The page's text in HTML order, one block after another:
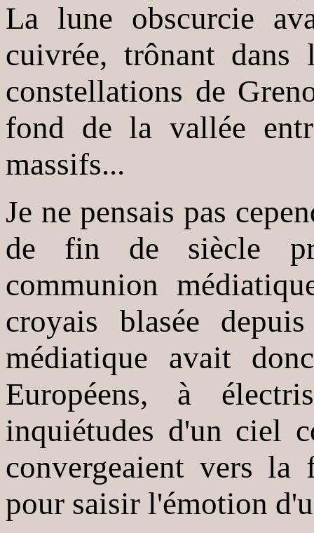
La lune obscurcie
cuivrée, trônant dans
constellations de
fond de la vallée
massifs...
Je ne pensais pas
de fin de siècle
communion
croyais blasée
médiatique avait
Européens, à
inquiétudes d'un ciel
convergeaient vers la
pour saisir l'émotion